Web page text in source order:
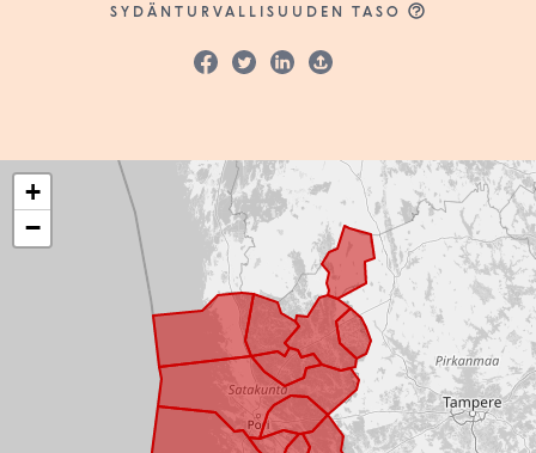
SYDÄNTURVALLISUUDEN TASO
+
−